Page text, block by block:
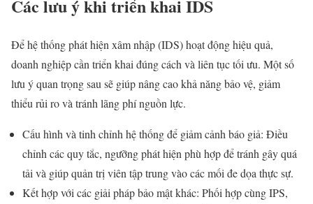
Các lưu ý khi triển khai IDS
Để hệ thống phát hiện xâm nhập (IDS) hoạt động hiệu quả,
doanh nghiệp cần triển khai đúng cách và liên tục tối ưu. Một số
lưu ý quan trọng sau sẽ giúp nâng cao khả năng bảo vệ, giảm
thiểu rủi ro và tránh lãng phí nguồn lực.
Cấu hình và tinh chỉnh hệ thống để giảm cảnh báo giả: Điều
chỉnh các quy tắc, ngưỡng phát hiện phù hợp để tránh gây quá
tải và giúp quản trị viên tập trung vào các mối đe dọa thực sự.
Kết hợp với các giải pháp bảo mật khác: Phối hợp cùng IPS,